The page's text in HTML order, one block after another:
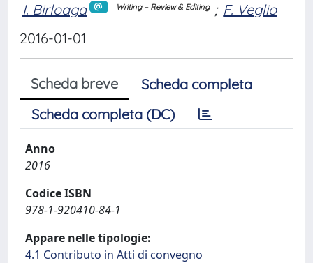
I. Birloaga Writing – Review & Editing ; F. Veglio
2016-01-01
Scheda breve
Scheda completa
Scheda completa (DC)
Anno
2016
Codice ISBN
978-1-920410-84-1
Appare nelle tipologie:
4.1 Contributo in Atti di convegno